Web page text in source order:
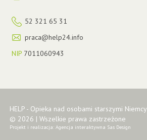
52 321 65 31
praca@help24.info
NIP 7011060943
HELP - Opieka nad osobami starszymi Niemcy
© 2026 | Wszelkie prawa zastrzeżone
Projekt i realizacja:Agencja interaktywna Sas Design